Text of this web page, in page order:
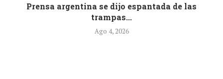
Prensa argentina se dijo espantada de las
trampas...
Ago 4, 2026